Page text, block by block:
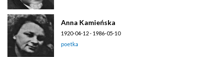
Anna Kamieńska
1920-04-12 - 1986-05-10
poetka